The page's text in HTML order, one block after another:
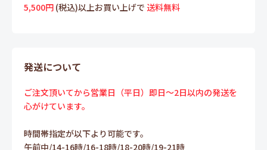
5,500円 (税込)以上お買い上げで 送料無料
発送について
ご注文頂いてから営業日（平日）即日～2日以内の発送を
心がけています。
時間帯指定が以下より可能です。
午前中/14-16時/16-18時/18-20時/19-21時